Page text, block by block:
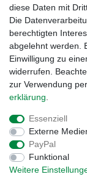
Widerrufs­recht
diese Daten mit
Die
berechtigten
abgelehnt werden.
Einwilligung zu
widerrufen.
zur Verwendung
erklärung
Essenziell
Externe
PayPal
Funktional
Weitere